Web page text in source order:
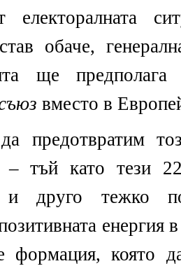
електоралната
обаче,
ще предполага
вместо в
предотвратим
– тъй като тези
друго тежко
формация, която